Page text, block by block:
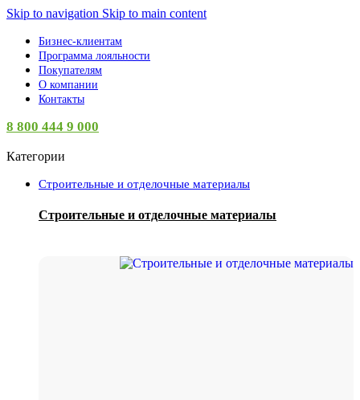
Skip to navigation Skip to main content
Бизнес-клиентам
Программа лояльности
Покупателям
О компании
Контакты
8 800 444 9 000
Категории
Строительные и отделочные материалы
Строительные и отделочные материалы